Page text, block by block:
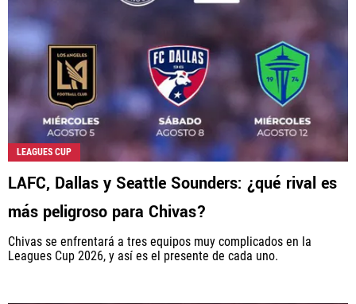
LEAGUES CUP
LAFC, Dallas y Seattle Sounders: ¿qué rival es
más peligroso para Chivas?
Chivas se enfrentará a tres equipos muy complicados en la
Leagues Cup 2026, y así es el presente de cada uno.